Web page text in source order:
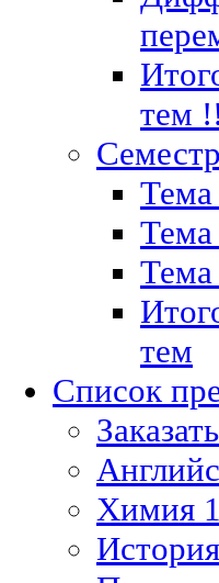
тем
Тема
Тема
Тема
тем
Список
Химия
История